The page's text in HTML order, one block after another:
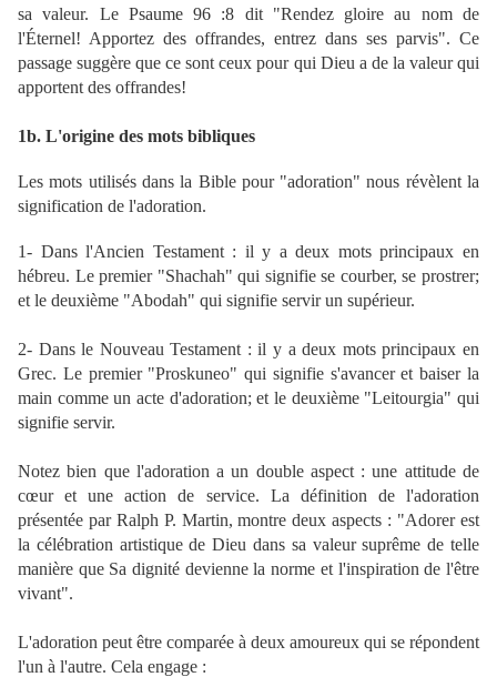
sa valeur. Le Psaume 96 :8 dit "Rendez gloire au nom de
l'Éternel! Apportez des offrandes, entrez dans ses parvis". Ce
passage suggère que ce sont ceux pour qui Dieu a de la valeur qui
apportent des offrandes!
1b. L'origine des mots bibliques
Les mots utilisés dans la Bible pour "adoration" nous révèlent la
signification de l'adoration.
1- Dans l'Ancien Testament : il y a deux mots principaux en
hébreu. Le premier "Shachah" qui signifie se courber, se prostrer;
et le deuxième "Abodah" qui signifie servir un supérieur.
2- Dans le Nouveau Testament : il y a deux mots principaux en
Grec. Le premier "Proskuneo" qui signifie s'avancer et baiser la
main comme un acte d'adoration; et le deuxième "Leitourgia" qui
signifie servir.
Notez bien que l'adoration a un double aspect : une attitude de
cœur et une action de service. La définition de l'adoration
présentée par Ralph P. Martin, montre deux aspects : "Adorer est
la célébration artistique de Dieu dans sa valeur suprême de telle
manière que Sa dignité devienne la norme et l'inspiration de l'être
vivant".
L'adoration peut être comparée à deux amoureux qui se répondent
l'un à l'autre. Cela engage :